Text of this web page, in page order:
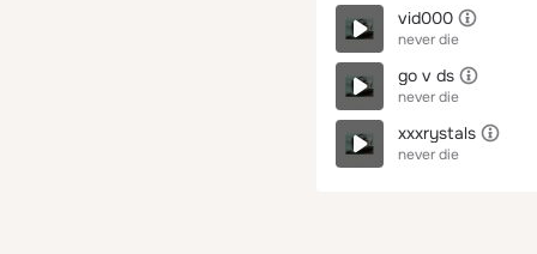
vid000
never die
go v ds
never die
xxxrystals
never die